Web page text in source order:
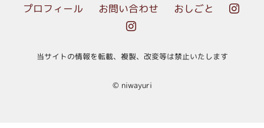
プロフィール お問い合わせ おしごと


当サイトの情報を転載、複製、改変等は禁止いたします
© niwayuri